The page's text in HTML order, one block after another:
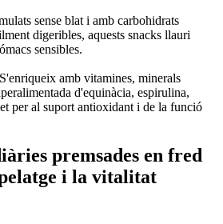
sense blat i amb carbohidrats
digeribles, aquests snacks llauri
sensibles.
amb vitamines, minerals
d'equinàcia, espirulina,
per al suport antioxidant i de la funció
premsades en fred
i la vitalitat